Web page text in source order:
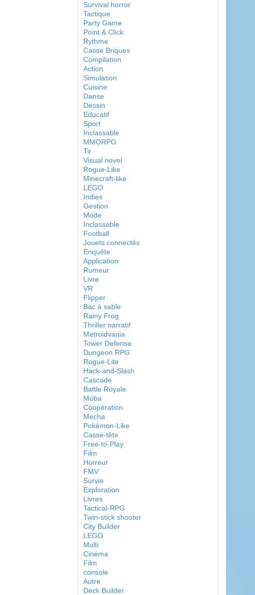
Survival horror
Tactique
Party Game
Point & Click
Rythme
Casse Briques
Compilation
Action
Simulation
Cuisine
Danse
Dessin
Educatif
Sport
Inclassable
MMORPG
Tir
Visual novel
Rogue-Like
Minecraft-like
LEGO
Indies
Gestion
Mode
Inclassable
Football
Jouets connectés
Enquête
Application
Rumeur
Livre
VR
Flipper
Bac à sable
Rainy Frog
Thriller narratif
Metroidvania
Tower Defense
Dungeon RPG
Rogue-Lite
Hack-and-Slash
Cascade
Battle Royale
Moba
Coopération
Mecha
Pokémon-Like
Casse-tête
Free-to-Play
Film
Horreur
FMV
Survie
Exploration
Livres
Tactical-RPG
Twin-stick shooter
City Builder
LEGO
Multi
Cinéma
Film
console
Autre
Deck Builder